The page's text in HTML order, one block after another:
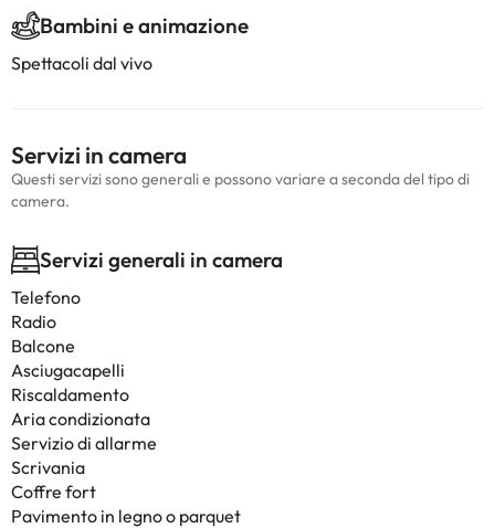
Bambini e animazione
Spettacoli dal vivo
Servizi in camera
Questi servizi sono generali e possono variare a seconda del tipo di
camera.
Servizi generali in camera
Telefono
Radio
Balcone
Asciugacapelli
Riscaldamento
Aria condizionata
Servizio di allarme
Scrivania
Coffre fort
Pavimento in legno o parquet